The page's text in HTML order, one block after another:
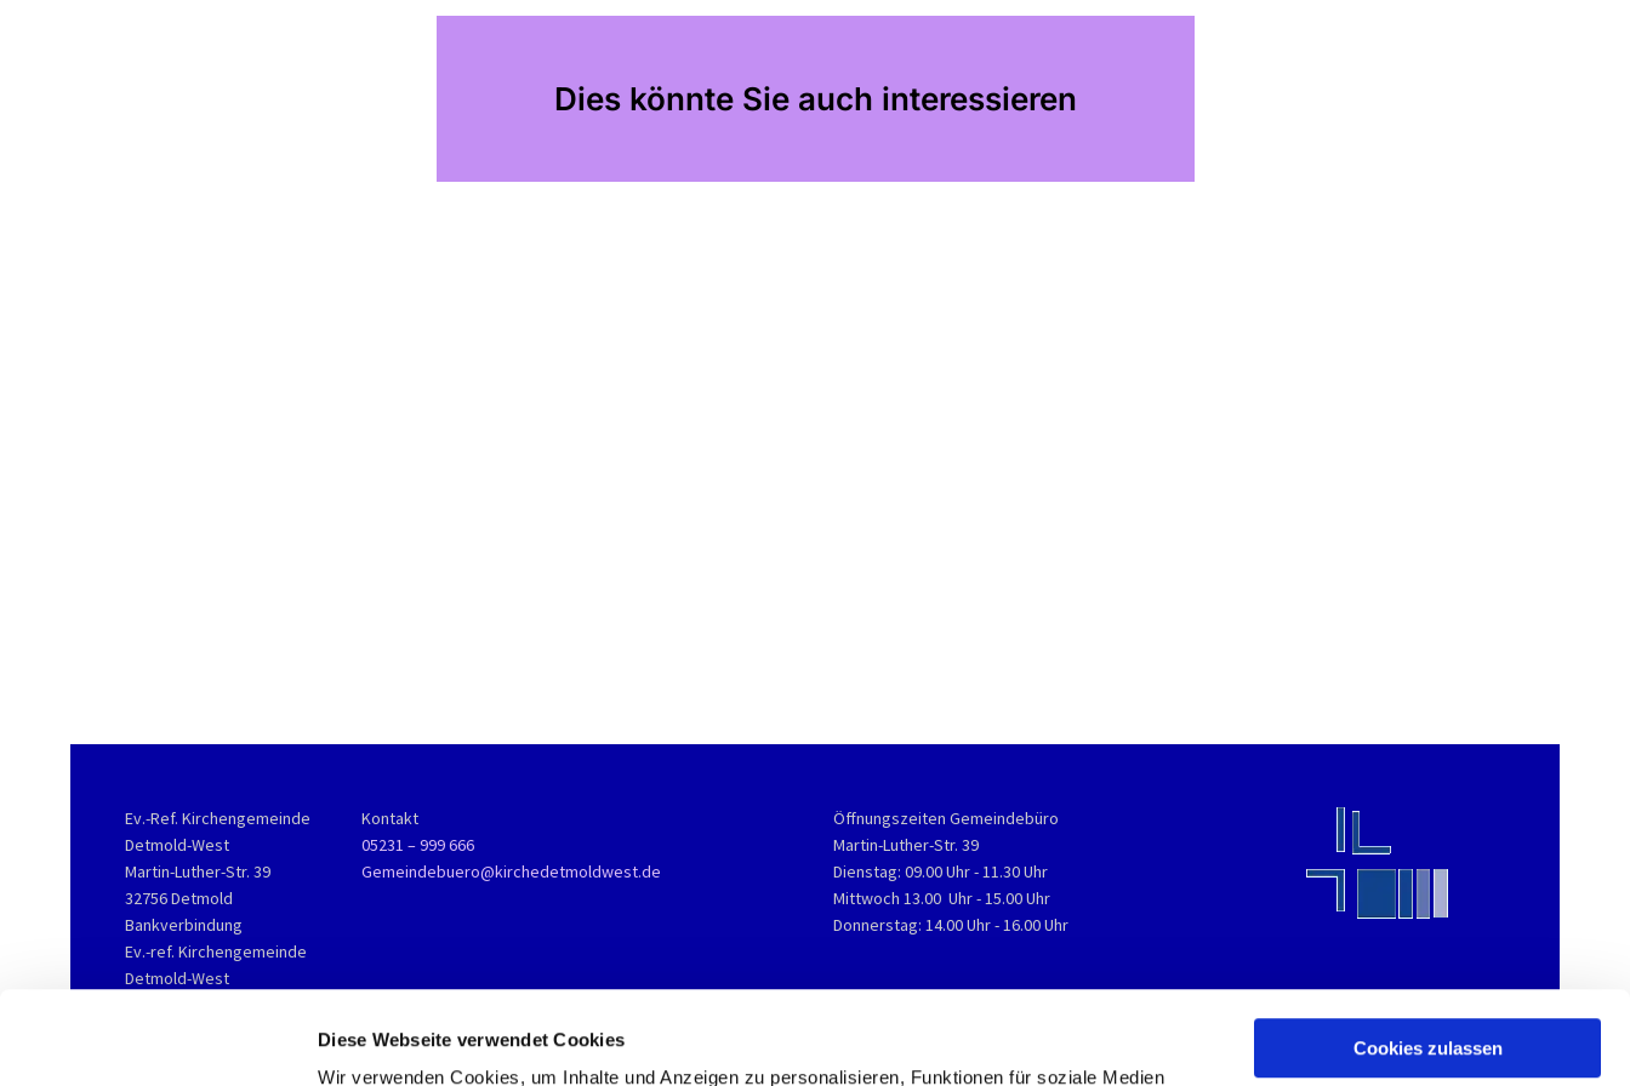
Diese Webseite verwendet Cookies
Wir verwenden Cookies, um Inhalte und Anzeigen zu personalisieren, Funktionen für soziale Medien
Cookies zulassen
Dies könnte Sie auch interessieren
Ev.-Ref. Kirchengemeinde
Detmold-West
Martin-Luther-Str. 39
32756 Detmold
Bankverbindung
Ev.-ref. Kirchengemeinde
Detmold-West
Kontakt
05231 – 999 666
Gemeindebuero@kirchedetmoldwest.de
Öffnungszeiten Gemeindebüro
Martin-Luther-Str. 39
Dienstag: 09.00 Uhr - 11.30 Uhr
Mittwoch 13.00 Uhr - 15.00 Uhr
Donnerstag: 14.00 Uhr - 16.00 Uhr